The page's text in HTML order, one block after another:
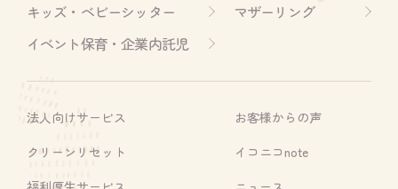
キッズ・ベビーシッター
マザーリング
イベント保育・企業内託児
法人向けサービス
クリーンリセット
お客様からの声
イコニコnote